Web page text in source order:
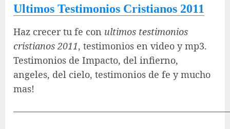
Ultimos Testimonios Cristianos 2011
Haz crecer tu fe con ultimos testimonios
cristianos 2011, testimonios en video y mp3.
Testimonios de Impacto, del infierno,
angeles, del cielo, testimonios de fe y mucho
mas!